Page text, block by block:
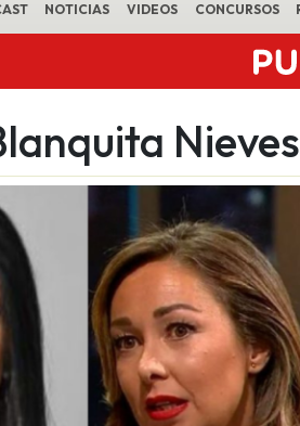
NOTICIAS VIDEOS CONCURSOS
Nieves